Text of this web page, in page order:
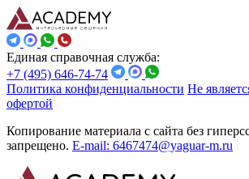
Единая справочная служба:
+7 (495) 646-74-74
Политика конфиденциальности Не
офертой
Копирование материала с сайта без
запрещено. E-mail: 6467474@yaguar-m.ru